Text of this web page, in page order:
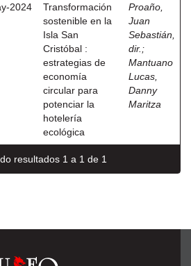
2024
Transformación
sostenible en la
Isla San
Cristóbal :
estrategias de
economía
circular para
potenciar la
hotelería
ecológica
Proaño,
Juan
Sebastián,
dir. ;
Mantuano
Lucas,
Danny
Maritza
resultados 1 a 1 de 1